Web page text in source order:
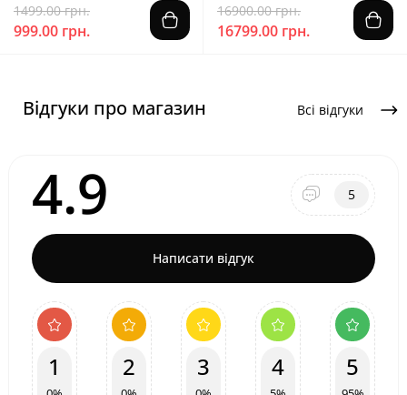
1499.00 грн.
999.00 грн.
16900.00 грн.
16799.00 грн.
Відгуки про магазин Всі відгуки
4.9 5
Написати відгук
1 2 3 4 5